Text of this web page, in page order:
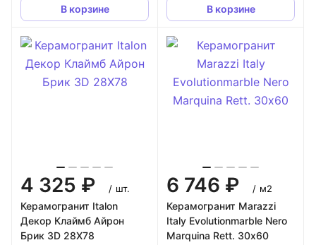
В корзине В корзине
4 325 ₽ / шт.
Керамогранит Italon
Декор Клаймб Айрон
Брик 3D 28Х78
6 746 ₽ / м2
Керамогранит Marazzi
Italy Evolutionmarble Nero
Marquina Rett. 30х60